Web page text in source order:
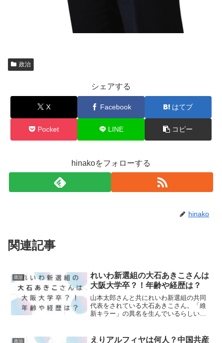
政治
シェアする
X Facebook はてブ
Pocket LINE コピー
hinakoをフォローする
hinako
関連記事
政治
れいわ新選組の大石あきこさんは
大阪大学卒？！年齢や経歴は？
山本太郎さんと共にれいわ新選組の共同
代表をされている大石あきこさん。「維
新キラー」の異名を生んでいるらしいで
大石あきこさんの出身・年齢は？出身
政治
えりアルフィヤは何人？中国共産